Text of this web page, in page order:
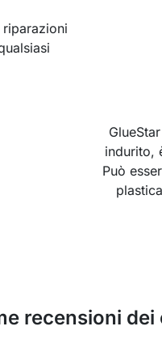
indurito,
Può
recensioni dei